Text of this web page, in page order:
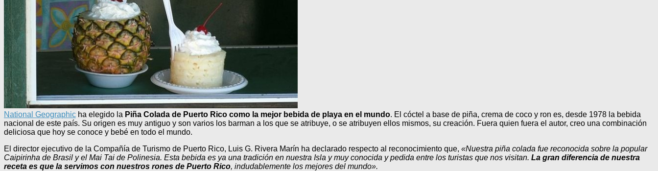
National Geographic ha elegido la Piña Colada de Puerto Rico como la mejor bebida de playa en el mundo. El cóctel a base de piña, crema de coco y ron es, desde 1978 la bebida
nacional de este país. Su origen es muy antiguo y son varios los barman a los que se atribuye, o se atribuyen ellos mismos, su creación. Fuera quien fuera el autor, creo una combinación
deliciosa que hoy se conoce y bebé en todo el mundo.
El director ejecutivo de la Compañía de Turismo de Puerto Rico, Luis G. Rivera Marín ha declarado respecto al reconocimiento que, «Nuestra piña colada fue reconocida sobre la popular
Caipirinha de Brasil y el Mai Tai de Polinesia. Esta bebida es ya una tradición en nuestra Isla y muy conocida y pedida entre los turistas que nos visitan. La gran diferencia de nuestra
receta es que la servimos con nuestros rones de Puerto Rico, indudablemente los mejores del mundo».